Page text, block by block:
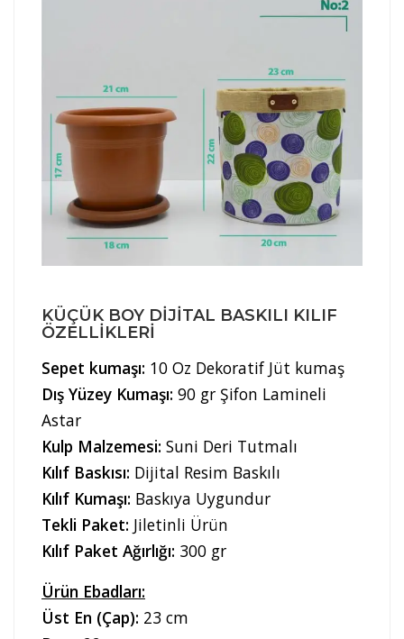
KÜÇÜK BOY DIJITAL BASKILI KILIF
ÖZELLIKLERI
Sepet kumaşı: 10 Oz Dekoratif Jüt kumaş
Dış Yüzey Kumaşı: 90 gr Şifon Lamineli
Astar
Kulp Malzemesi: Suni Deri Tutmalı
Kılıf Baskısı: Dijital Resim Baskılı
Kılıf Kumaşı: Baskıya Uygundur
Tekli Paket: Jiletinli Ürün
Kılıf Paket Ağırlığı: 300 gr
Ürün Ebadları:
Üst En (Çap): 23 cm